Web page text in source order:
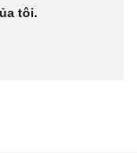
tôi.